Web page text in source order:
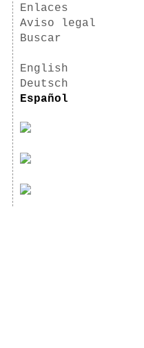
Enlaces
Aviso legal
Buscar
English
Deutsch
Español